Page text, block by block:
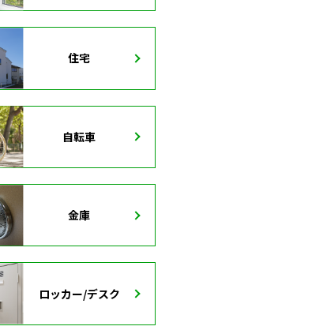
住宅
自転車
金庫
ロッカー/デスク